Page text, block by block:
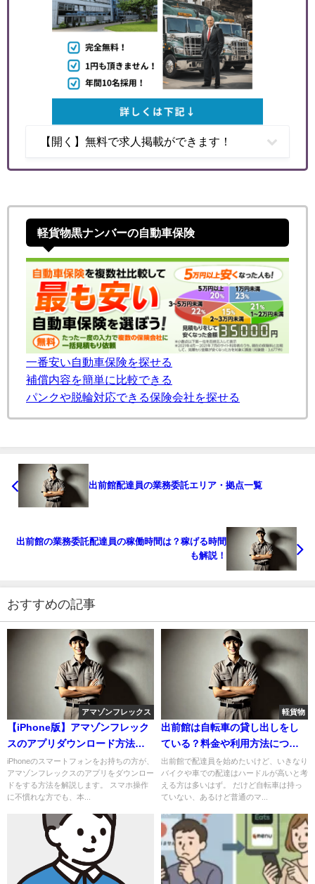
【開く】無料で求人掲載ができます！
軽貨物黒ナンバーの自動車保険
一番安い自動車保険を探せる
補償内容を簡単に比較できる
パンクや脱輪対応できる保険会社を探せる
出前館配達員の業務委託エリア・拠点一覧
出前館の業務委託配達員の稼働時間は？稼げる時間
も解説！
おすすめの記事
アマゾンフレックス
【iPhone版】アマゾンフレック
スのアプリダウンロード方法を
解説￼
iPhoneのスマートフォンをお持ちの方が、
アマゾンフレックスのアプリをダウンロー
ドをする方法を解説します。 スマホ操作
に不慣れな方でも、本...
軽貨物
出前館は自転車の貸し出しをし
ている？料金や利用方法につい
て解説
出前館で配達員を始めたいけど、いきなり
バイクや車での配達はハードルが高いと考
える方は多いはず。 だけど自転車は持っ
ていない、あるけど普通のマ...